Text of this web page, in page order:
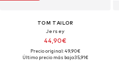
TOM TAILOR
Jersey
44,90€
Precio original: 49,90€
Último precio más bajo:35,91€